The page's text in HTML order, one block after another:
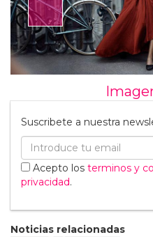
Suscribete a nuestra
Acepto los terminos y
privacidad.
Noticias relacionadas